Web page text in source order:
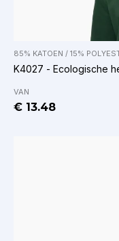
85% KATOEN / 15%
K4027 - Ecologische
VAN
€ 13.48